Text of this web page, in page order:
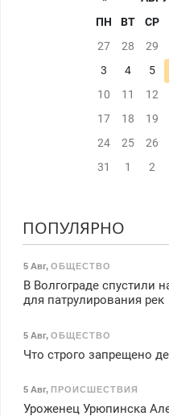
ПН
ВТ СР
27
28 29
3
4 5
10
11 12
17
18 19
24
25 26
31
1 2
ПОПУЛЯРНО
5 Авг, ОБЩЕСТВО
В Волгограде спустили
для патрулирования рек
5 Авг, ОБЩЕСТВО
Что строго запрещено
5 Авг, ПРОИСШЕСТВИЯ
Уроженец Урюпинска